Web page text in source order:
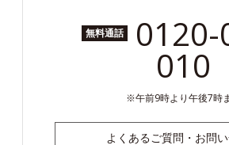
無料通話 0120-
010
午前9時より午後7時
よくあるご質問・お問